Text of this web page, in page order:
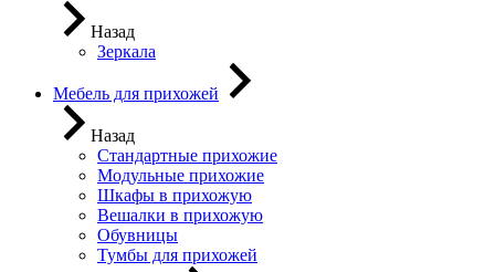
Назад
Зеркала
Мебель для прихожей
Назад
Стандартные прихожие
Модульные прихожие
Шкафы в прихожую
Вешалки в прихожую
Обувницы
Тумбы для прихожей